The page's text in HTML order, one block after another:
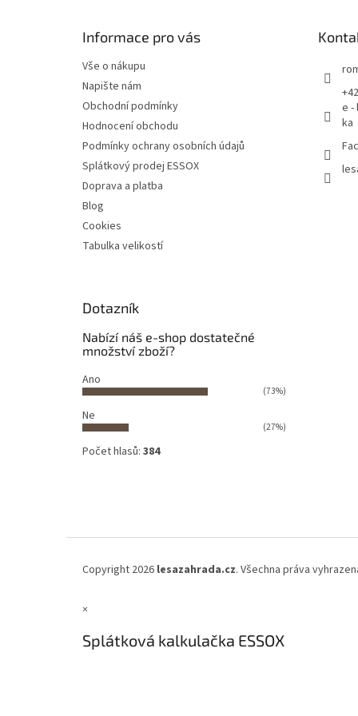
Informace pro vás
Vše o nákupu
Napište nám
Obchodní podmínky
Hodnocení obchodu
Podmínky ochrany osobních údajů
Splátkový prodej ESSOX
Doprava a platba
Blog
Cookies
Tabulka velikostí
e -
ka
Dotazník
Nabízí náš e-shop dostatečné
množství zboží?
Ano
(73%)
Ne
(27%)
Počet hlasů: 384
Copyright 2026 lesazahrada.cz. Všechna práva
×
Splátková kalkulačka ESSOX